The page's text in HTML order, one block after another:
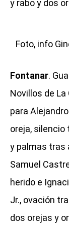
y rabo y dos
Foto, info
Fontanar.
Novillos de La
para
oreja, silencio
y palmas tras
Samuel
herido e
Jr., ovación
dos orejas y